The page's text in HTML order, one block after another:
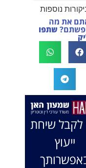
לקחת
בקצרה
הוא
לייצג אותי
לחשוב
הקשיב
ולקח את התיק
פרו בונו מכל
רבה על המילים
החמות ועל
האמון. שמחנו
לעמוד לצידך,
במיוחד בתיק לא
פשוט, ומאחלים
לך המון הצלחה
בהמשך. תמיד
כאן בשבילך.
בברכה, משרד
עו"ד שמעון האן
ונוטריון
נוספות
את מה
שתפו
לקבל שיחת
ייעוץ